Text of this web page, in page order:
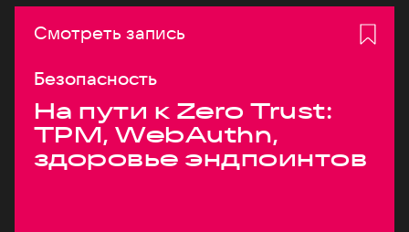
Смотреть запись
Безопасность
На пути к Zero Trust:
TPM, WebAuthn,
здоровье эндпоинтов